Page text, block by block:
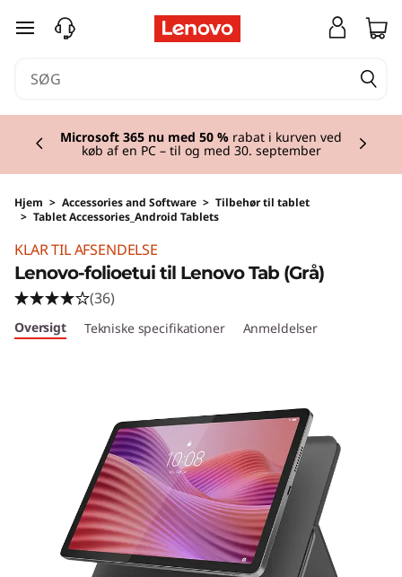
spring til hovedindhold
Microsoft 365 nu med 50 % rabat i kurven ved
køb af en PC – til og med 30. september
Hjem > Accessories and Software > Tilbehør til tablet
> Tablet Accessories_Android Tablets
KLAR TIL AFSENDELSE
Lenovo-folioetui til Lenovo Tab (Grå)
(36)
Oversigt Tekniske specifikationer Anmeldelser